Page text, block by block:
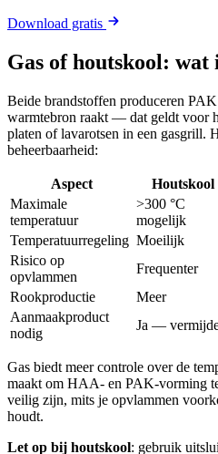
Download gratis
Gas of houtskool: wat
Beide brandstoffen produceren
warmtebron raakt — dat geldt voor
platen of lavarotsen in een gasgrill.
beheerbaarheid:
Aspect Houtskool
Maximale
temperatuur
>300 °C
mogelijk
Temperatuurregeling Moeilijk
Risico op
opvlammen
Frequenter
Rookproductie
Meer
Aanmaakproduct
nodig
Ja —
Gas biedt meer controle over de
maakt om HAA- en PAK-vorming
veilig zijn, mits je opvlammen
houdt.
Let op bij houtskool: gebruik